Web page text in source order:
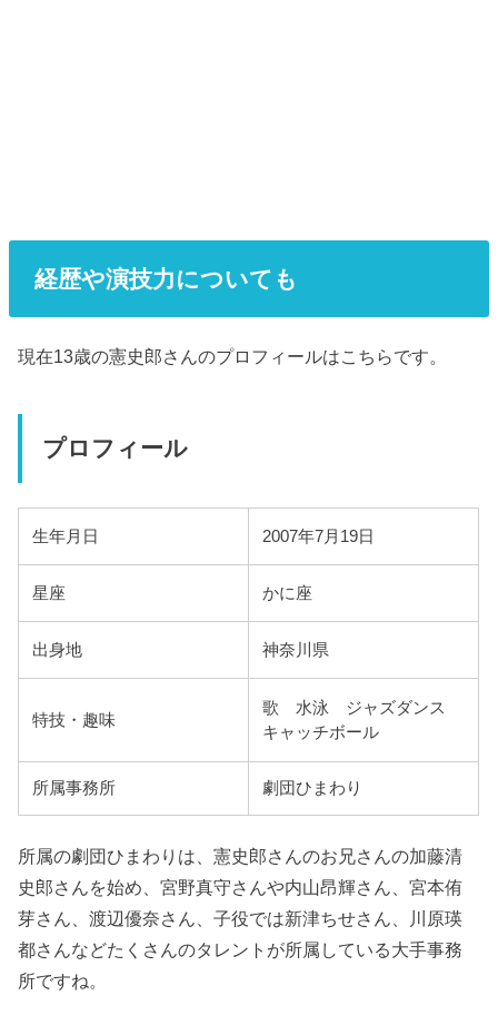
経歴や演技力についても
現在13歳の憲史郎さんのプロフィールはこちらです。
プロフィール
生年月日 2007年7月19日
星座 かに座
出身地 神奈川県
特技・趣味
歌 水泳 ジャズダンス
キャッチボール
所属事務所 劇団ひまわり
所属の劇団ひまわりは、憲史郎さんのお兄さんの加藤清
史郎さんを始め、宮野真守さんや内山昂輝さん、宮本侑
芽さん、渡辺優奈さん、子役では新津ちせさん、川原瑛
都さんなどたくさんのタレントが所属している大手事務
所ですね。